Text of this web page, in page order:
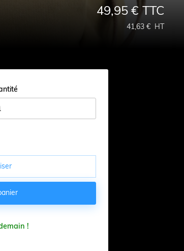
49,95 € TTC
41,63 € HT
!